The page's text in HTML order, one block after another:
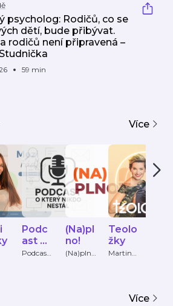
psycholog: Rodičů, co se
dětí, bude přibývat.
rodičů není připravená –
59 min
Více
Podc
ast O
Který
Podcast
(Na)pl
no!
(Na)plno
Teolo
žky
Martina
o
Více